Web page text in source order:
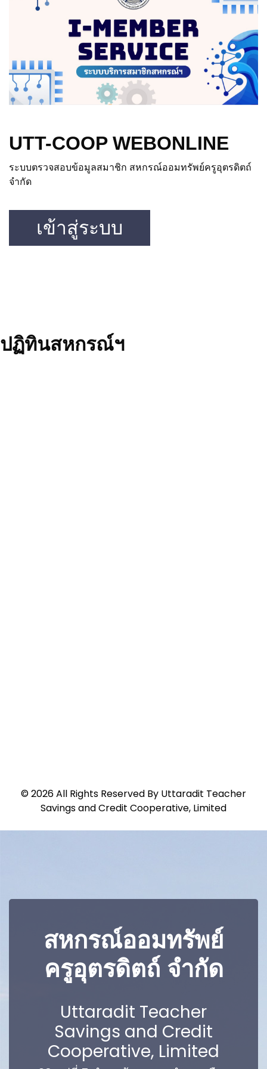
UTT-COOP WEBONLINE
ระบบตรวจสอบข้อมูลสมาชิก สหกรณ์ออมทรัพย์ครูอุตรดิตถ์
จำกัด
เข้าสู่ระบบ
ปฏิทินสหกรณ์ฯ
©2026All Rights Reserved By Uttaradit Teacher
Savings and Credit Cooperative, Limited
สหกรณ์ออมทรัพย์
ครูอุตรดิตถ์ จำกัด
Uttaradit Teacher
Savings and Credit
Cooperative, Limited